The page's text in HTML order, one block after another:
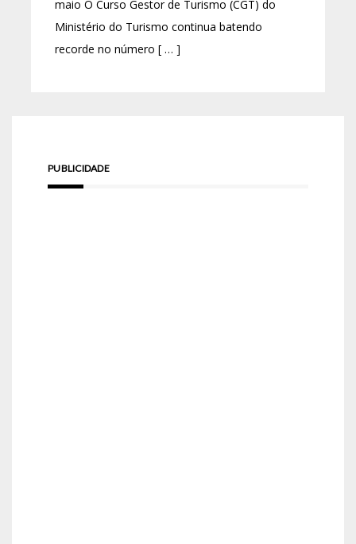
maio O Curso Gestor de Turismo (CGT) do
Ministério do Turismo continua batendo
recorde no número [ … ]
PUBLICIDADE